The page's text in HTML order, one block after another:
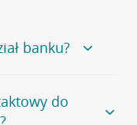
banku?
zapraszamy na
znajduje się
do